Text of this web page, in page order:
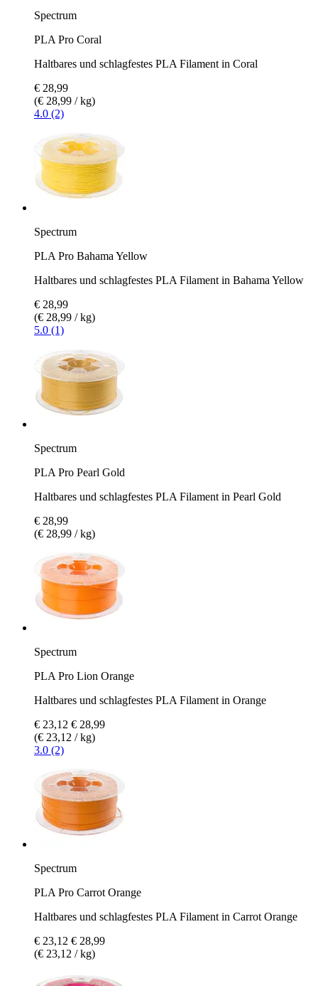
Spectrum
PLA Pro Coral
Haltbares und schlagfestes PLA Filament in Coral
€ 28,99
(€ 28,99 / kg)
4.0 (2)
Spectrum
PLA Pro Bahama Yellow
Haltbares und schlagfestes PLA Filament in Bahama Yellow
€ 28,99
(€ 28,99 / kg)
5.0 (1)
Spectrum
PLA Pro Pearl Gold
Haltbares und schlagfestes PLA Filament in Pearl Gold
€ 28,99
(€ 28,99 / kg)
Spectrum
PLA Pro Lion Orange
Haltbares und schlagfestes PLA Filament in Orange
€ 23,12 € 28,99
(€ 23,12 / kg)
3.0 (2)
Spectrum
PLA Pro Carrot Orange
Haltbares und schlagfestes PLA Filament in Carrot Orange
€ 23,12 € 28,99
(€ 23,12 / kg)